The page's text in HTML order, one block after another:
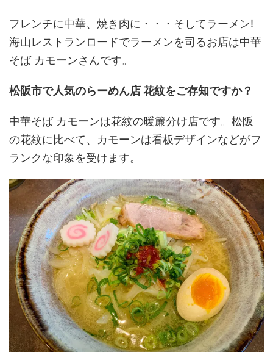
フレンチに中華、焼き肉に・・・そしてラーメン!
海山レストランロードでラーメンを司るお店は中華
そば カモーンさんです。
松阪市で人気のらーめん店 花紋をご存知ですか？
中華そば カモーンは花紋の暖簾分け店です。松阪
の花紋に比べて、カモーンは看板デザインなどがフ
ランクな印象を受けます。